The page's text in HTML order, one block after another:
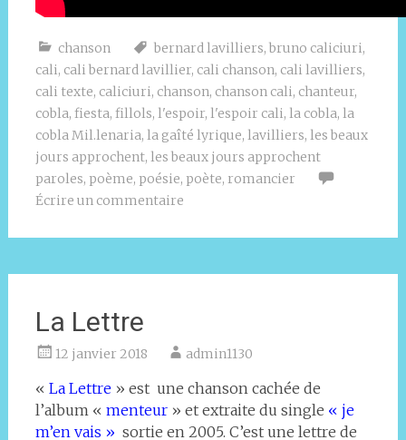
chanson bernard lavilliers, bruno caliciuri,
cali, cali bernard lavillier, cali chanson, cali lavilliers,
cali texte, caliciuri, chanson, chanson cali, chanteur,
cobla, fiesta, fillols, l'espoir, l'espoir cali, la cobla, la
cobla Mil.lenaria, la gaîté lyrique, lavilliers, les beaux
jours approchent, les beaux jours approchent
paroles, poème, poésie, poète, romancier
Écrire un commentaire
La Lettre
12 janvier 2018 admin1130
« La Lettre» est une chanson cachée de
l’album « menteur» et extraite du single « je
m’en vais » sortie en 2005. C’est une lettre de